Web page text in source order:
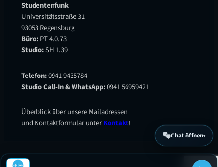
Studentenfunk
Universitätsstraße 31
93053 Regensburg
Büro:PT 4.0.73
Studio:SH 1.39
Telefon:0941 9435784
Studio Call-In & WhatsApp:0941 56959421
Überblick über unsere Mailadressen
und Kontaktformular unterKontakt!
Chat öffnen